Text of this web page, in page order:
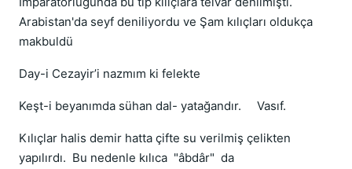
Arabistan'da seyf deniliyordu ve Şam kılıçları oldukça
makbuldü
Day-i Cezayir’i nazmım ki felekte
Keşt-i beyanımda sühan dal- yatağandır. Vasıf.
Kılıçlar halis demir hatta çifte su verilmiş çelikten
yapılırdı. Bu nedenle kılıca "âbdâr" da